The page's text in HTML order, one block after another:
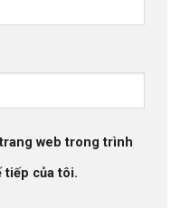
web trong trình
tiếp của tôi.